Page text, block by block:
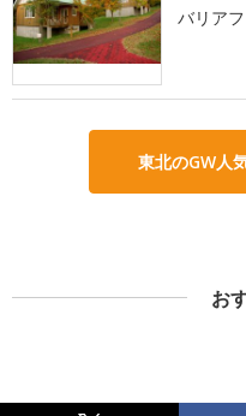
バリア
東北のGW人
お